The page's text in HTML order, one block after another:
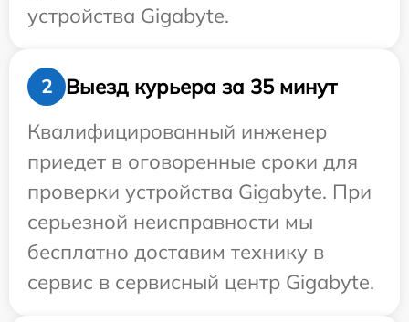
устройства Gigabyte.
2
Выезд курьера за 35 минут
Квалифицированный инженер
приедет в оговоренные сроки для
проверки устройства Gigabyte. При
серьезной неисправности мы
бесплатно доставим технику в
сервис в сервисный центр Gigabyte.